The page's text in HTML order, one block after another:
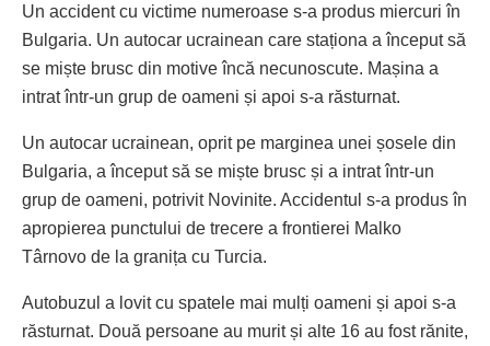
Un accident cu victime numeroase s-a produs miercuri în
Bulgaria. Un autocar ucrainean care staționa a început să
se miște brusc din motive încă necunoscute. Mașina a
intrat într-un grup de oameni și apoi s-a răsturnat.
Un autocar ucrainean, oprit pe marginea unei șosele din
Bulgaria, a început să se miște brusc și a intrat într-un
grup de oameni, potrivit Novinite. Accidentul s-a produs în
apropierea punctului de trecere a frontierei Malko
Târnovo de la granița cu Turcia.
Autobuzul a lovit cu spatele mai mulți oameni și apoi s-a
răsturnat. Două persoane au murit și alte 16 au fost rănite,